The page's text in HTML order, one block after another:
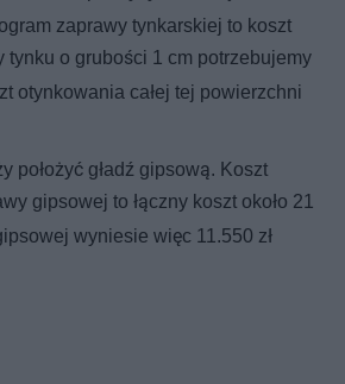
zaprawy tynkarskiej to koszt
tynku o grubości 1 cm potrzebujemy
otynkowania całej tej powierzchni
położyć gładź gipsową. Koszt
gipsowej to łączny koszt około 21
wyniesie więc 11.550 zł